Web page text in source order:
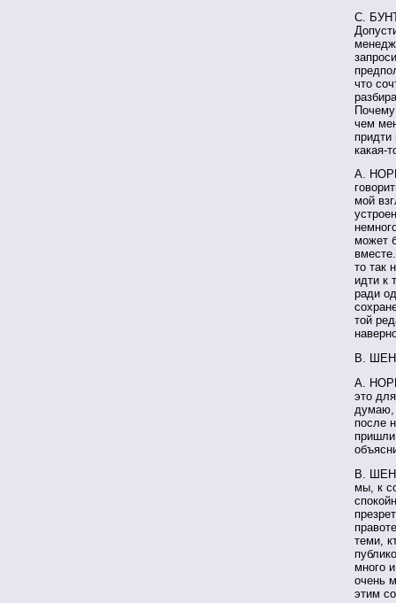
С.
что
чем
придти
какая-
А.
мой
может
то так
идти к
ради
той
В.
А.
это
думаю,
после
В.
мы, к
теми,
много
очень
этим